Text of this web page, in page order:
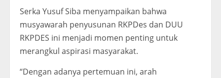
Serka Yusuf Siba menyampaikan bahwa
musyawarah penyusunan RKPDes dan DUU
RKPDES ini menjadi momen penting untuk
merangkul aspirasi masyarakat.
“Dengan adanya pertemuan ini, arah